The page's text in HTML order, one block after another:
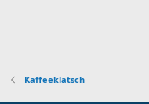
Kaffeeklatsch